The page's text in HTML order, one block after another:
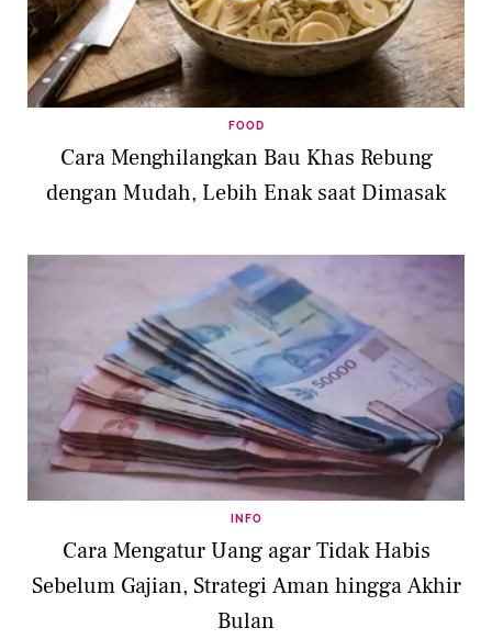
FOOD
Cara Menghilangkan Bau Khas Rebung
dengan Mudah, Lebih Enak saat Dimasak
INFO
Cara Mengatur Uang agar Tidak Habis
Sebelum Gajian, Strategi Aman hingga Akhir
Bulan